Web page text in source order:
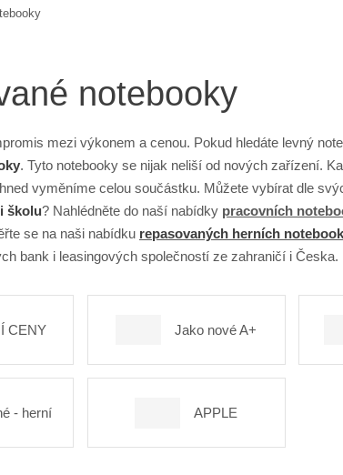
notebooky
mezi výkonem a cenou. Pokud hledáte levný
. Tyto notebooky se nijak neliší od nových zařízení.
vyměníme celou součástku. Můžete vybírat dle
školu? Nahlédněte do naší nabídky pracovních
se na naši nabídku repasovaných herních
bank i leasingových společností ze zahraničí i Česka.
CENY Jako nové A+
- herní APPLE